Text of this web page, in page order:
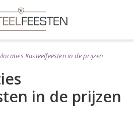
Kasteelfeesten in de prijzen
in de prijzen